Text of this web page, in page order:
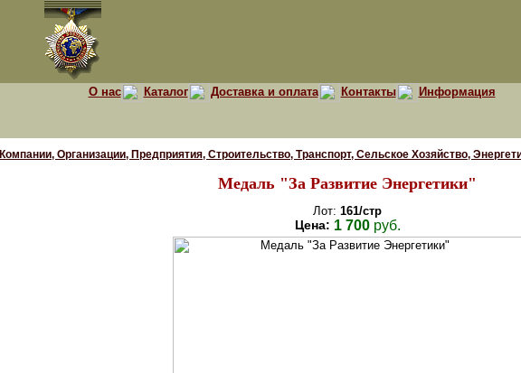
О нас Каталог Доставка и оплата Контакты Информация
Компании, Организации, Предприятия, Строительство, Транспорт, Сельское Хозяйство,
Медаль "За Развитие Энергетики"
Лот: 161/стр
Цена: 1 700руб.